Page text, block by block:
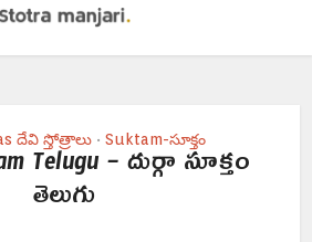
దేవి స్తోత్రాలు • Suktam-సూక్తం
Telugu – దుర్గా సూక్తం
తెలుగు